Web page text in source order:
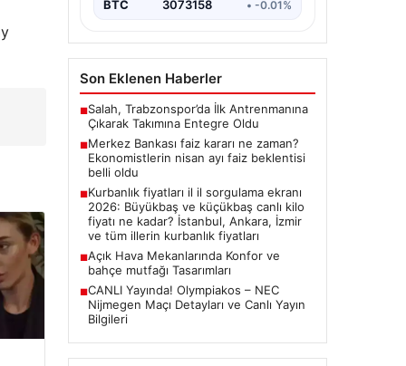
BTC 3073158 • -0.01%
Son Eklenen Haberler
■Salah, Trabzonspor’da İlk Antrenmanına
Çıkarak Takımına Entegre Oldu
■Merkez Bankası faiz kararı ne zaman?
Ekonomistlerin nisan ayı faiz beklentisi
belli oldu
■Kurbanlık fiyatları il il sorgulama ekranı
2026: Büyükbaş ve küçükbaş canlı kilo
fiyatı ne kadar? İstanbul, Ankara, İzmir
ve tüm illerin kurbanlık fiyatları
■Açık Hava Mekanlarında Konfor ve
bahçe mutfağı Tasarımları
■CANLI Yayında! Olympiakos – NEC
Nijmegen Maçı Detayları ve Canlı Yayın
Bilgileri